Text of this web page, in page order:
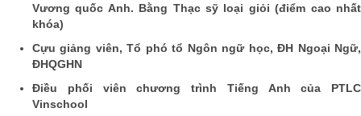
Vương quốc Anh. Bằng Thạc sỹ loại giỏi (điểm cao nhất
khóa)
Cựu giảng viên, Tổ phó tổ Ngôn ngữ học, ĐH Ngoại Ngữ,
ĐHQGHN
Điều phối viên chương trình Tiếng Anh của PTLC
Vinschool